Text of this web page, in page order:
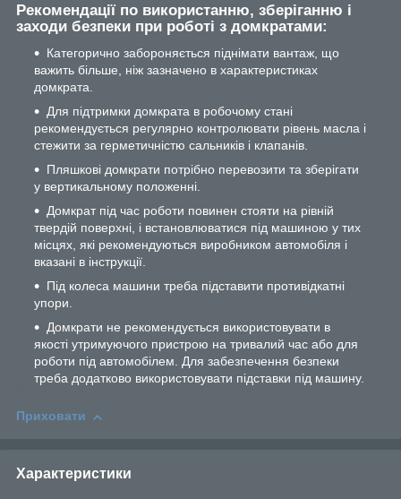
Рекомендації по використанню, зберіганню і
заходи безпеки при роботі з домкратами:
Категорично забороняється піднімати вантаж, що
важить більше, ніж зазначено в характеристиках
домкрата.
Для підтримки домкрата в робочому стані
рекомендується регулярно контролювати рівень масла і
стежити за герметичністю сальників і клапанів.
Пляшкові домкрати потрібно перевозити та зберігати
у вертикальному положенні.
Домкрат під час роботи повинен стояти на рівній
твердій поверхні, і встановлюватися під машиною у тих
місцях, які рекомендуються виробником автомобіля і
вказані в інструкції.
Під колеса машини треба підставити противідкатні
упори.
Домкрати не рекомендується використовувати в
якості утримуючого пристрою на тривалий час або для
роботи під автомобілем. Для забезпечення безпеки
треба додатково використовувати підставки під машину.
Приховати
Характеристики